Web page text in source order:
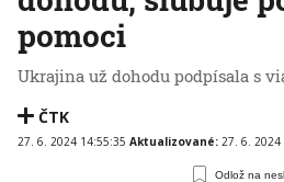
pomoci
Ukrajina už dohodu podpísala s
ČTK
27. 6. 2024 14:55:35 Aktualizované: 27. 6. 2024
Odlož na